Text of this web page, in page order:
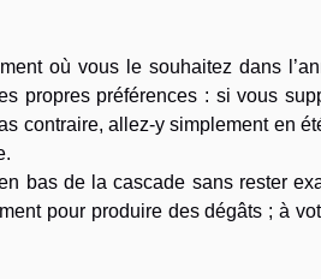
où vous le souhaitez dans
propres préférences : si vous
contraire, allez-y simplement en
bas de la cascade sans rester
pour produire des dégâts ; à